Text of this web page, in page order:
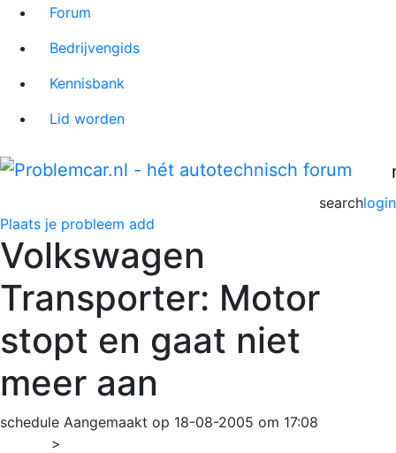
Forum
Bedrijvengids
Kennisbank
Lid worden
login
search
Plaats je probleem add
Volkswagen
Transporter: Motor
stopt en gaat niet
meer aan
schedule Aangemaakt op 18-08-2005 om 17:08
>